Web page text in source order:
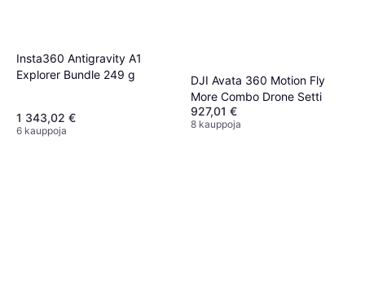
Insta360 Antigravity A1
Explorer Bundle 249 g
1 343,02 €
6 kauppoja
DJI Avata 360 Motion Fly
More Combo Drone Setti
927,01 €
8 kauppoja